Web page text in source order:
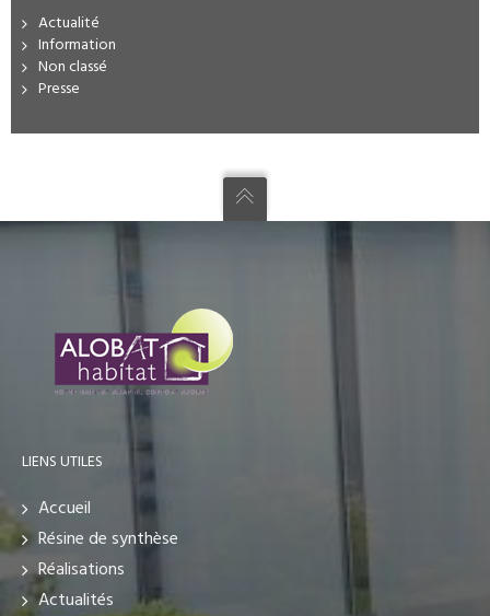
Actualité
Information
Non classé
Presse
LIENS UTILES
Accueil
Résine de synthèse
Réalisations
Actualités